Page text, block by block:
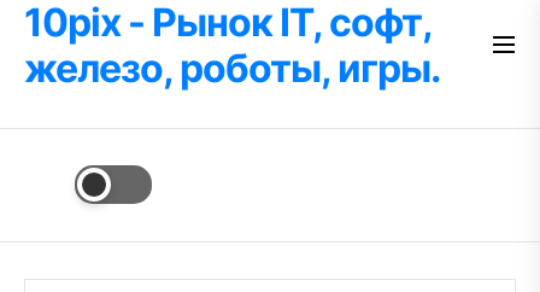
Перейти
содержимому
10pix - Рынок IT, софт,
железо, роботы, игры.